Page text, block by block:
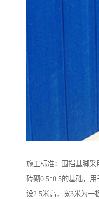
施工标准：围挡基脚采
砖砌0.5*0.5的基础，
设2.5米高，宽3米为一